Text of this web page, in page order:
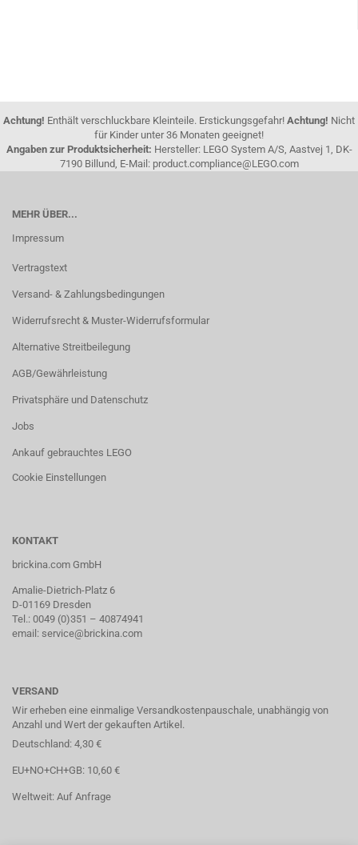
Achtung! Enthält verschluckbare Kleinteile. Erstickungsgefahr! Achtung! Nicht
für Kinder unter 36 Monaten geeignet!
Angaben zur Produktsicherheit: Hersteller: LEGO System A/S, Aastvej 1, DK-
7190 Billund, E-Mail: product.compliance@LEGO.com
MEHR ÜBER...
Impressum
Vertragstext
Versand- & Zahlungsbedingungen
Widerrufsrecht & Muster-Widerrufsformular
Alternative Streitbeilegung
AGB/Gewährleistung
Privatsphäre und Datenschutz
Jobs
Ankauf gebrauchtes LEGO
Cookie Einstellungen
KONTAKT
brickina.com GmbH
Amalie-Dietrich-Platz 6
D-01169 Dresden
Tel.: 0049 (0)351 – 40874941
email: service@brickina.com
VERSAND
Wir erheben eine einmalige Versandkostenpauschale, unabhängig von
Anzahl und Wert der gekauften Artikel.
Deutschland: 4,30 €
EU+NO+CH+GB: 10,60 €
Weltweit: Auf Anfrage